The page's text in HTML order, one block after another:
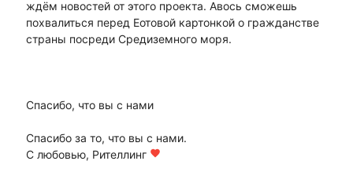
ждём новостей от этого проекта. Авось сможешь
похвалиться перед Еотовой картонкой о гражданстве
страны посреди Средиземного моря.
Спасибо, что вы с нами
Спасибо за то, что вы с нами.
С любовью, Рителлинг favorite